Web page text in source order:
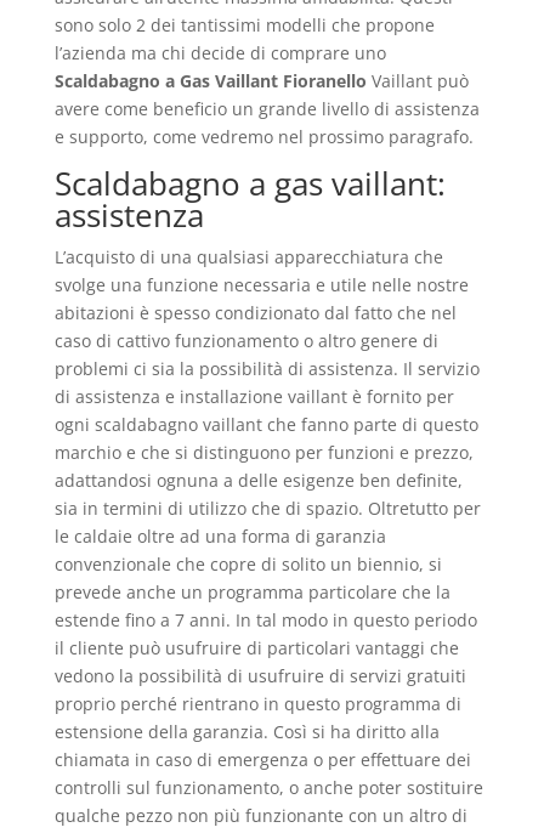
sono solo 2 dei tantissimi modelli che propone
l’azienda ma chi decide di comprare uno
Scaldabagno a Gas Vaillant Fioranello Vaillant può
avere come beneficio un grande livello di assistenza
e supporto, come vedremo nel prossimo paragrafo.
Scaldabagno a gas vaillant:
assistenza
L’acquisto di una qualsiasi apparecchiatura che
svolge una funzione necessaria e utile nelle nostre
abitazioni è spesso condizionato dal fatto che nel
caso di cattivo funzionamento o altro genere di
problemi ci sia la possibilità di assistenza. Il servizio
di assistenza e installazione vaillant è fornito per
ogni scaldabagno vaillant che fanno parte di questo
marchio e che si distinguono per funzioni e prezzo,
adattandosi ognuna a delle esigenze ben definite,
sia in termini di utilizzo che di spazio. Oltretutto per
le caldaie oltre ad una forma di garanzia
convenzionale che copre di solito un biennio, si
prevede anche un programma particolare che la
estende fino a 7 anni. In tal modo in questo periodo
il cliente può usufruire di particolari vantaggi che
vedono la possibilità di usufruire di servizi gratuiti
proprio perché rientrano in questo programma di
estensione della garanzia. Così si ha diritto alla
chiamata in caso di emergenza o per effettuare dei
controlli sul funzionamento, o anche poter sostituire
qualche pezzo non più funzionante con un altro di